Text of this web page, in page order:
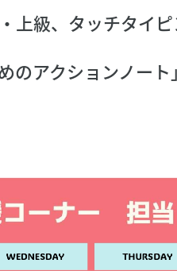
上級、タッチタイ
のアクションノー